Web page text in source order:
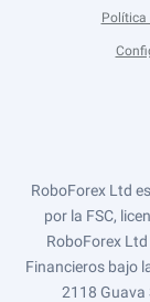
Política
RoboForex Ltd
por la FSC,
RoboForex
Financieros bajo
2118 Guava